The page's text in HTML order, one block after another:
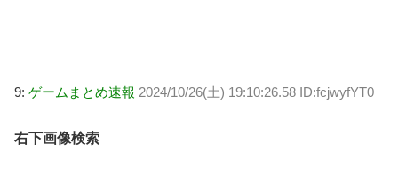
9: ゲームまとめ速報 2024/10/26(土) 19:10:26.58 ID:fcjwyfYT0
右下画像検索